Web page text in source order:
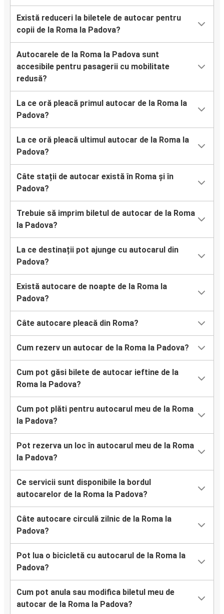
Există reduceri la biletele de autocar pentru
copii de la Roma la Padova?
Autocarele de la Roma la Padova sunt
accesibile pentru pasagerii cu mobilitate
redusă?
La ce oră pleacă primul autocar de la Roma la
Padova?
La ce oră pleacă ultimul autocar de la Roma la
Padova?
Câte stații de autocar există în Roma și în
Padova?
Trebuie să imprim biletul de autocar de la Roma
la Padova?
La ce destinații pot ajunge cu autocarul din
Padova?
Există autocare de noapte de la Roma la
Padova?
Câte autocare pleacă din Roma?
Cum rezerv un autocar de la Roma la Padova?
Cum pot găsi bilete de autocar ieftine de la
Roma la Padova?
Cum pot plăti pentru autocarul meu de la Roma
la Padova?
Pot rezerva un loc în autocarul meu de la Roma
la Padova?
Ce servicii sunt disponibile la bordul
autocarelor de la Roma la Padova?
Câte autocare circulă zilnic de la Roma la
Padova?
Pot lua o bicicletă cu autocarul de la Roma la
Padova?
Cum pot anula sau modifica biletul meu de
autocar de la Roma la Padova?